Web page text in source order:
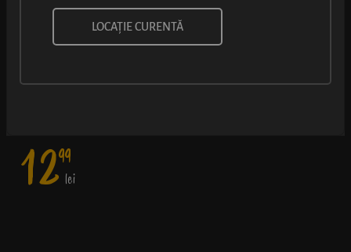
SANDVIȘ CU MUȘCHI
miez pufos,unsă cu cremă de brânză, felii de mușchi, de
1299
lei
LOCAȚIE CURENTĂ